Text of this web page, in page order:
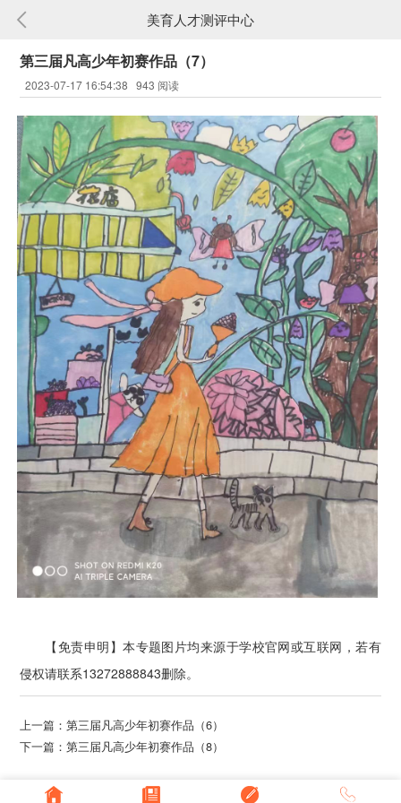
美育人才测评中心
第三届凡高少年初赛作品（7）
2023-07-17 16:54:38943 阅读
【免责申明】本专题图片均来源于学校官网或互联网，若有
侵权请联系13272888843删除。
上一篇：第三届凡高少年初赛作品（6）
下一篇：第三届凡高少年初赛作品（8）